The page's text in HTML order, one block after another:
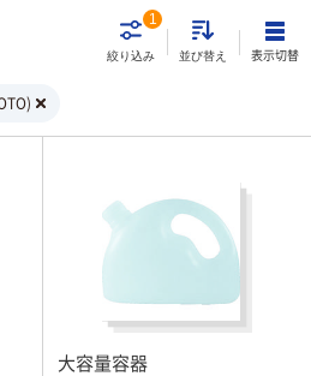
絞り込み
1
並び替え 表示切替
大容量容器